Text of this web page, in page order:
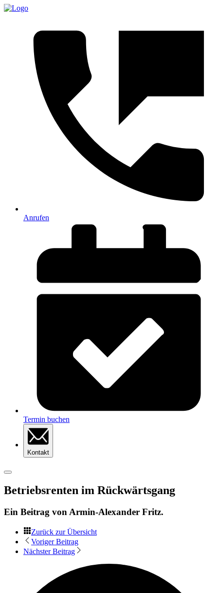
Anrufen
Termin buchen
Kontakt
Betriebsrenten im Rückwärtsgang
Ein Beitrag von Armin-Alexander Fritz.
Zurück zur Übersicht
Voriger Beitrag
Nächster Beitrag